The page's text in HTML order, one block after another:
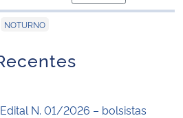
para área de
NOTURNO
N. 01/2026 – bolsistas